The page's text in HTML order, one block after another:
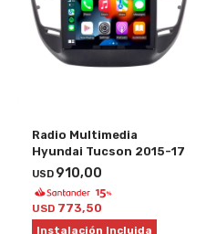
Radio Multimedia
Hyundai Tucson 2015-17
USD 910,00
USD 773,50
Instalación Incluida